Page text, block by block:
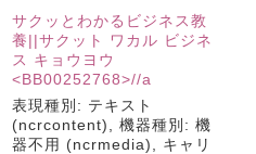
サクッとわかるビジネス教
養||サクット ワカル ビジネ
ス キョウヨウ
<BB00252768>//a
表現種別: テキスト
(ncrcontent), 機器種別: 機
器不用 (ncrmedia), キャリ